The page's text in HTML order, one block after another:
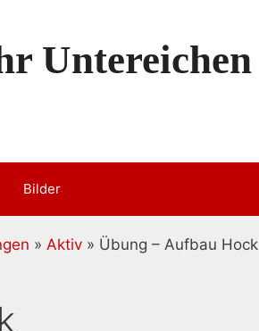
Untereichen
Bilder
» Aktiv » Übung – Aufbau Hock